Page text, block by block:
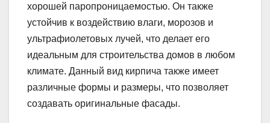
хорошей паропроницаемостью. Он также
устойчив к воздействию влаги, морозов и
ультрафиолетовых лучей, что делает его
идеальным для строительства домов в любом
климате. Данный вид кирпича также имеет
различные формы и размеры, что позволяет
создавать оригинальные фасады.